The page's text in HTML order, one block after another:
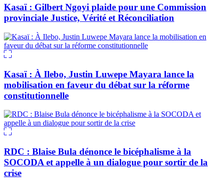
Kasaï : Gilbert Ngoyi plaide pour une Commission
provinciale Justice, Vérité et Réconciliation
Kasaï : À Ilebo, Justin Luwepe Mayara lance la
mobilisation en faveur du débat sur la réforme
constitutionnelle
RDC : Blaise Bula dénonce le bicéphalisme à la
SOCODA et appelle à un dialogue pour sortir de la
crise